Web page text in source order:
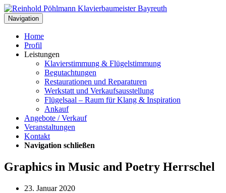
Navigation
Home
Profil
Leistungen
Klavierstimmung & Flügelstimmung
Begutachtungen
Restaurationen und Reparaturen
Werkstatt und Verkaufsausstellung
Flügelsaal – Raum für Klang & Inspiration
Ankauf
Angebote / Verkauf
Veranstaltungen
Kontakt
Navigation schließen
Graphics in Music and Poetry Herrschel
23. Januar 2020